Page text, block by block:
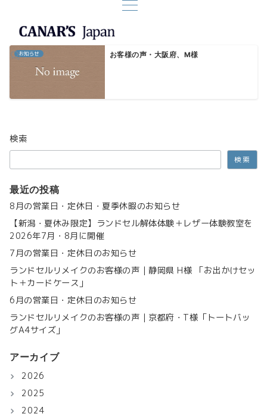
お知らせ お客様の声・大阪府、M様
検索
検索
最近の投稿
8月の営業日・定休日・夏季休暇のお知らせ
【新潟・夏休み限定】ランドセル解体体験＋レザー体験教室を
2026年7月・8月に開催
7月の営業日・定休日のお知らせ
ランドセルリメイクのお客様の声｜静岡県 H様 「お出かけセッ
ト＋カードケース」
6月の営業日・定休日のお知らせ
ランドセルリメイクのお客様の声｜京都府・T様「トートバッ
グA4サイズ」
アーカイブ
2026
2025
2024